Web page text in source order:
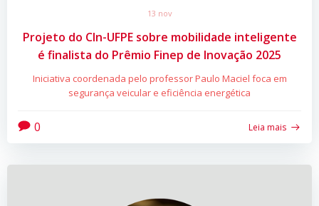
13 nov
Projeto do CIn-UFPE sobre mobilidade inteligente
é finalista do Prêmio Finep de Inovação 2025
Iniciativa coordenada pelo professor Paulo Maciel foca em
segurança veicular e eficiência energética
0 Leia mais